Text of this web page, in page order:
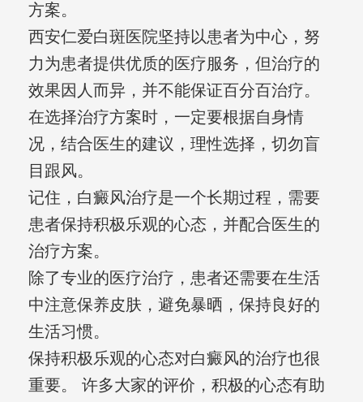
方案。
西安仁爱白斑医院坚持以患者为中心，努
力为患者提供优质的医疗服务，但治疗的
效果因人而异，并不能保证百分百治疗。
在选择治疗方案时，一定要根据自身情
况，结合医生的建议，理性选择，切勿盲
目跟风。
记住，白癜风治疗是一个长期过程，需要
患者保持积极乐观的心态，并配合医生的
治疗方案。
除了专业的医疗治疗，患者还需要在生活
中注意保养皮肤，避免暴晒，保持良好的
生活习惯。
保持积极乐观的心态对白癜风的治疗也很
重要。 许多大家的评价，积极的心态有助